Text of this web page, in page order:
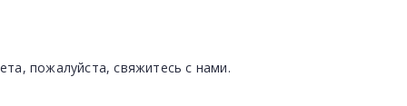
пожалуйста, свяжитесь с нами.